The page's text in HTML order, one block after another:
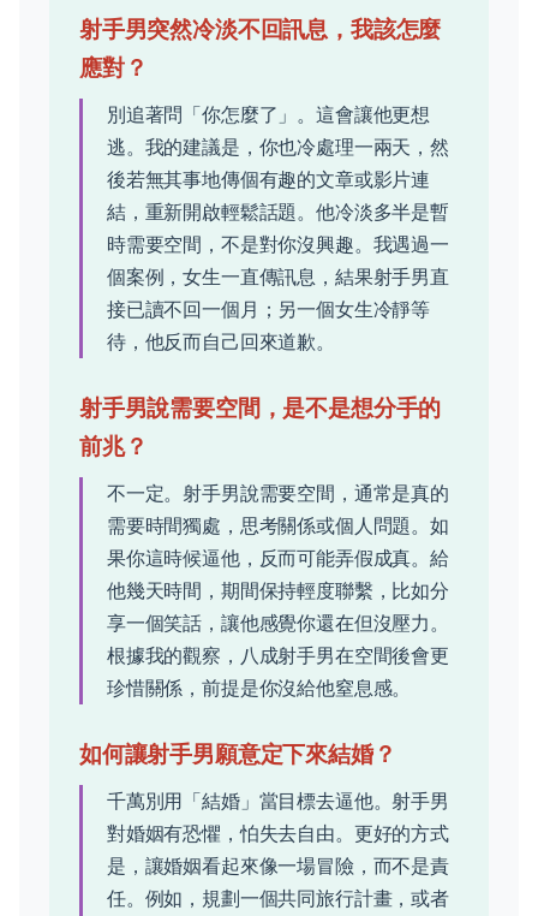
射手男突然冷淡不回訊息，我該怎麼
應對？
別追著問「你怎麼了」。這會讓他更想
逃。我的建議是，你也冷處理一兩天，然
後若無其事地傳個有趣的文章或影片連
結，重新開啟輕鬆話題。他冷淡多半是暫
時需要空間，不是對你沒興趣。我遇過一
個案例，女生一直傳訊息，結果射手男直
接已讀不回一個月；另一個女生冷靜等
待，他反而自己回來道歉。
射手男說需要空間，是不是想分手的
前兆？
不一定。射手男說需要空間，通常是真的
需要時間獨處，思考關係或個人問題。如
果你這時候逼他，反而可能弄假成真。給
他幾天時間，期間保持輕度聯繫，比如分
享一個笑話，讓他感覺你還在但沒壓力。
根據我的觀察，八成射手男在空間後會更
珍惜關係，前提是你沒給他窒息感。
如何讓射手男願意定下來結婚？
千萬別用「結婚」當目標去逼他。射手男
對婚姻有恐懼，怕失去自由。更好的方式
是，讓婚姻看起來像一場冒險，而不是責
任。例如，規劃一個共同旅行計畫，或者